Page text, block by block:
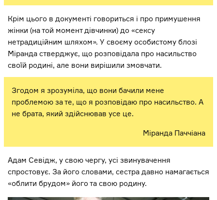
Крім цього в документі говориться і про примушення
жінки (на той момент дівчинки) до «сексу
нетрадиційним шляхом». У своєму особистому блозі
Міранда стверджує, що розповідала про насильство
своїй родині, але вони вирішили змовчати.
Згодом я зрозуміла, що вони бачили мене
проблемою за те, що я розповідаю про насильство. А
не брата, який здійснював усе це.
Міранда Паччіана
Адам Севідж, у свою чергу, усі звинувачення
спростовує. За його словами, сестра давно намагається
«облити брудом» його та свою родину.